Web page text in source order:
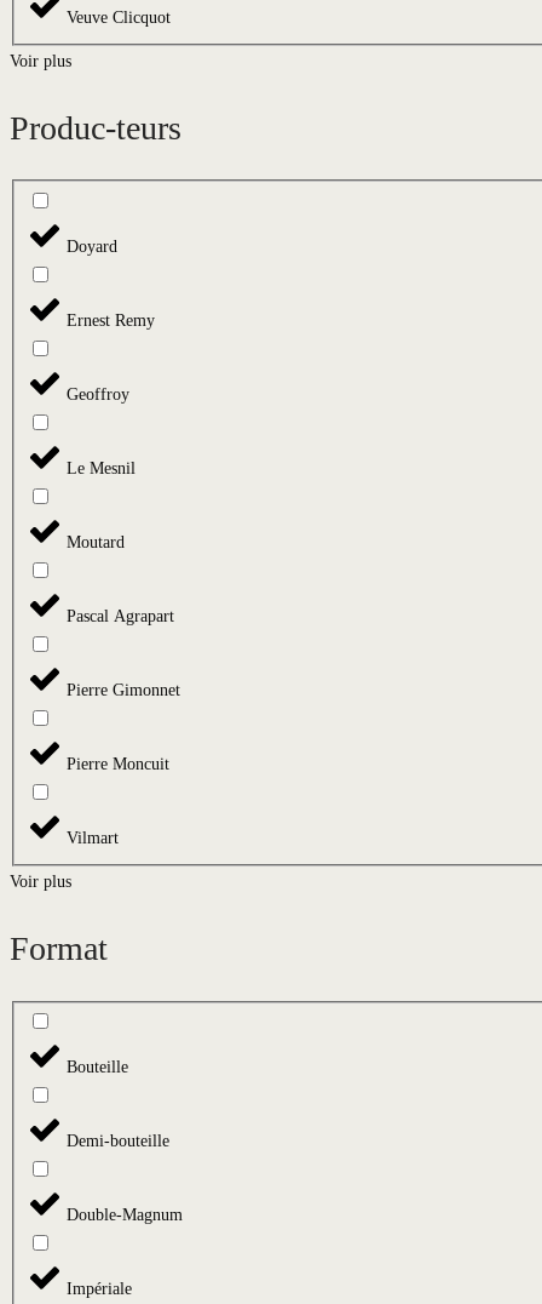
Veuve Clicquot
Voir plus
Produc-teurs
Doyard
Ernest Remy
Geoffroy
Le Mesnil
Moutard
Pascal Agrapart
Pierre Gimonnet
Pierre Moncuit
Vilmart
Voir plus
Format
Bouteille
Demi-bouteille
Double-Magnum
Impériale